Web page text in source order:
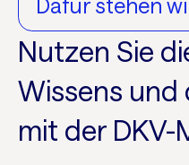
Dafür stehen
Nutzen Sie
Wissens und
mit der